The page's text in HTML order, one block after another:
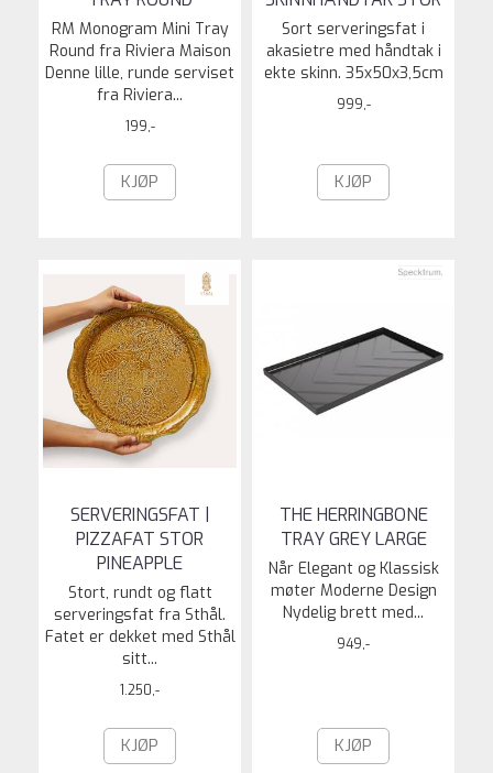
RM Monogram Mini Tray
Round fra Riviera Maison
Denne lille, runde serviset
fra Riviera...
199,-
KJØP
Sort serveringsfat i
akasietre med håndtak i
ekte skinn. 35x50x3,5cm
999,-
KJØP
SERVERINGSFAT |
PIZZAFAT STOR
PINEAPPLE
Stort, rundt og flatt
serveringsfat fra Sthål.
Fatet er dekket med Sthål
sitt...
1.250,-
KJØP
THE HERRINGBONE
TRAY GREY LARGE
Når Elegant og Klassisk
møter Moderne Design
Nydelig brett med...
949,-
KJØP